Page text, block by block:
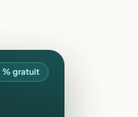
% gratuit